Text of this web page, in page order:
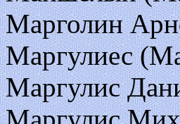
Марголин
Маргулиес
Маргулис